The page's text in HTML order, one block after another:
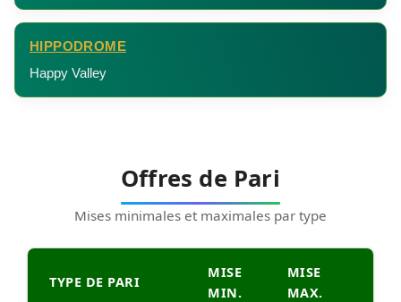
HIPPODROME
Happy Valley
Offres de Pari
Mises minimales et maximales par type
TYPE DE PARI
MISE
MIN.
MISE
MAX.